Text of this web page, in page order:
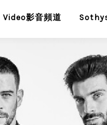
Video影音頻道